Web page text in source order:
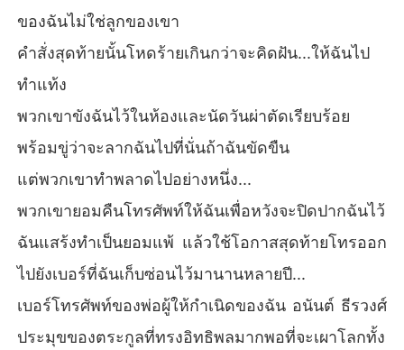
ของฉันไม่ใช่ลูกของเขา
คำสั่งสุดท้ายนั้นโหดร้ายเกินกว่าจะคิดฝัน...ให้ฉันไป
ทำแท้ง
พวกเขาขังฉันไว้ในห้องและนัดวันผ่าตัดเรียบร้อย
พร้อมขู่ว่าจะลากฉันไปที่นั่นถ้าฉันขัดขืน
แต่พวกเขาทำพลาดไปอย่างหนึ่ง...
พวกเขายอมคืนโทรศัพท์ให้ฉันเพื่อหวังจะปิดปากฉันไว้
ฉันแสร้งทำเป็นยอมแพ้ แล้วใช้โอกาสสุดท้ายโทรออก
ไปยังเบอร์ที่ฉันเก็บซ่อนไว้มานานหลายปี...
เบอร์โทรศัพท์ของพ่อผู้ให้กำเนิดของฉัน อนันต์ ธีรวงศ์
ประมุขของตระกูลที่ทรงอิทธิพลมากพอที่จะเผาโลกทั้ง